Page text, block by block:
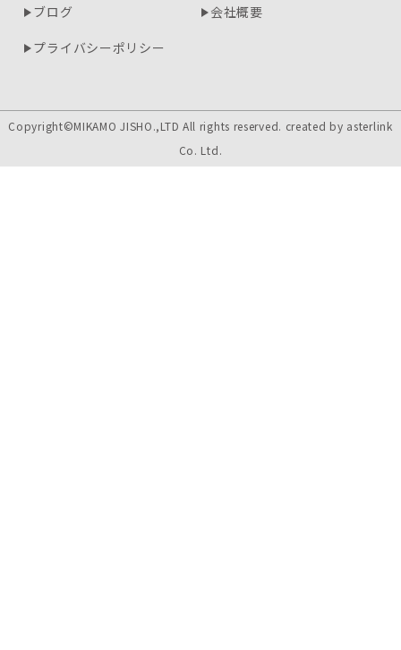
ブログ
会社概要
プライバシーポリシー
Copyright©MIKAMO JISHO.,LTD All rights reserved. created by asterlink
Co. Ltd.